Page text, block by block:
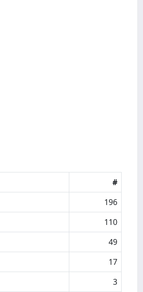
#
196
110
49
17
3